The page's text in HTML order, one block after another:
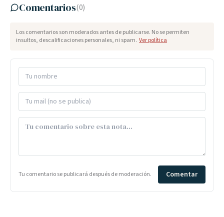
Comentarios(0)
Los comentarios son moderados antes de publicarse. No se permiten
insultos, descalificaciones personales, ni spam. Ver política
Tu comentario se publicará después de moderación. Comentar